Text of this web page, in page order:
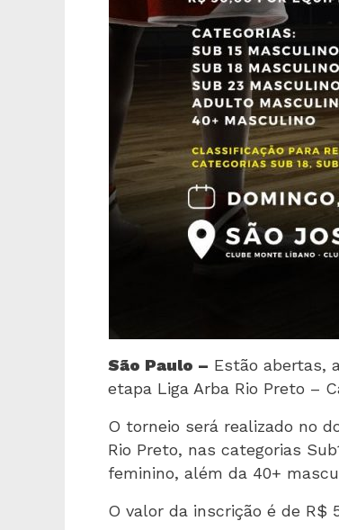
São Paulo – Estão abertas,
etapa Liga Arba Rio Preto –
O torneio será realizado no
Rio Preto, nas categorias
feminino, além da 40+
O valor da inscrição é de R$